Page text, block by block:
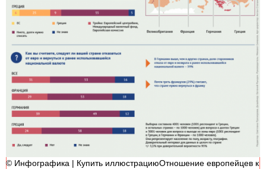
© Инфографика | Купить иллюстрациюОтношение европейцев к